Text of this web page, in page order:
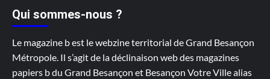
Qui sommes-nous ?
Le magazine b est le webzine territorial de Grand Besançon
Métropole. Il s’agit de la déclinaison web des magazines
papiers b du Grand Besançon et Besançon Votre Ville alias